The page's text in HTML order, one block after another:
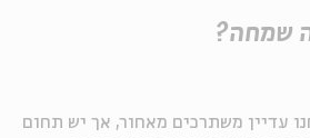
עדיין משתרכים מאחור, אך יש תחום